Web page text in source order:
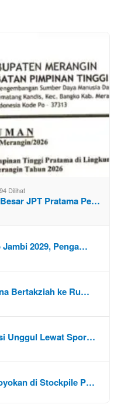
Dilihat
JPT Pratama Pe…
2029, Penga…
Bertakziah ke Ru…
Unggul Lewat Spor…
di Stockpile P…